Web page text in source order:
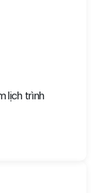
lịch trình